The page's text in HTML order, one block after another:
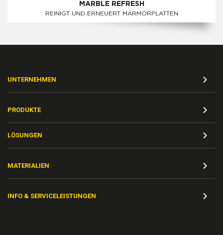
MARBLE REFRESH
REINIGT UND ERNEUERT MARMORPLATTEN
UNTERNEHMEN
PRODUKTE
LÖSUNGEN
MATERIALIEN
INFO & SERVICELEISTUNGEN